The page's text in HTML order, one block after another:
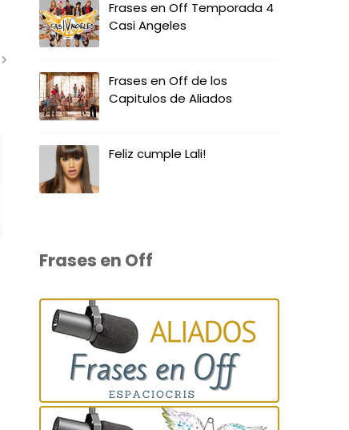
Frases en Off Temporada 4
Casi Angeles
Frases en Off de los
Capitulos de Aliados
Feliz cumple Lali!
Frases en Off